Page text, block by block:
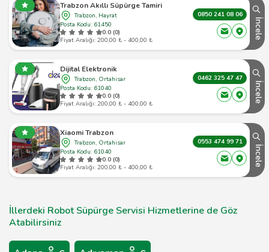
Trabzon Akıllı Süpürge Tamiri
Trabzon, Hayrat
Posta Kodu: 61450
0.0 (0)
Fiyat Aralığı: 200,00 ₺ - 400,00 ₺
0850 241 08 06
İncele
Dijital Elektronik
Trabzon, Ortahisar
Posta Kodu: 61040
0.0 (0)
Fiyat Aralığı: 200,00 ₺ - 400,00 ₺
0462 325 47 47
İncele
Xiaomi Trabzon
Trabzon, Ortahisar
Posta Kodu: 61040
0.0 (0)
Fiyat Aralığı: 200,00 ₺ - 400,00 ₺
0553 474 99 71
İncele
İllerdeki Robot Süpürge Servisi Hizmetlerine de Göz
Atabilirsiniz